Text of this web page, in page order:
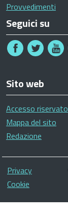
Provvedimenti
Seguici su
Sito web
Accesso riservato
Mappa del sito
Redazione
Piè
di
pagina
Privacy
Cookie